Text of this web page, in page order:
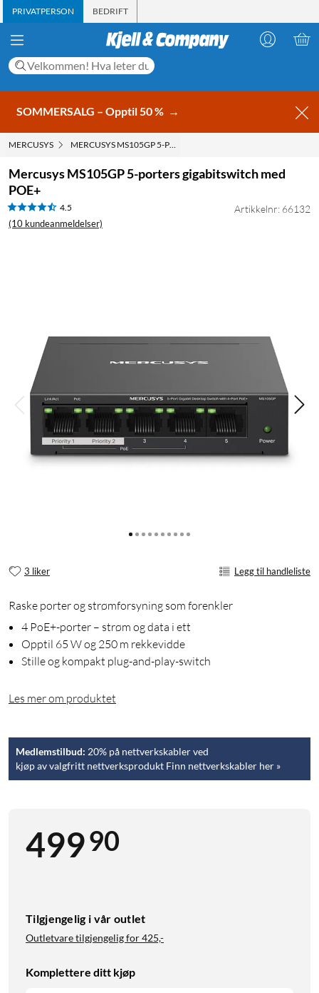
PRIVATPERSON BEDRIFT
SOMMERSALG – Opptil 50 % →
MERCUSYS MERCUSYS MS105GP 5-PORTERS GIGABITSWITCH MED POE+
Mercusys MS105GP 5-porters gigabitswitch med
POE+
4.5
(10 kundeanmeldelser)
Artikkelnr: 66132
3 liker Legg til handleliste
Raske porter og strømforsyning som forenkler
4 PoE+-porter – strøm og data i ett
Opptil 65 W og 250 m rekkevidde
Stille og kompakt plug-and-play-switch
Les mer om produktet
Medlemstilbud: 20% på nettverkskabler ved
kjøp av valgfritt nettverksprodukt Finn nettverkskabler her »
49990
Tilgjengelig i vår outlet
Outletvare tilgjengelig for425,-
Komplettere ditt kjøp